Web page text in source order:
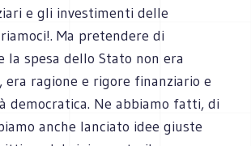
e gli investimenti delle
Ma pretendere di
la spesa dello Stato non era
era ragione e rigore finanziario e
democratica. Ne abbiamo fatti, di
anche lanciato idee giuste